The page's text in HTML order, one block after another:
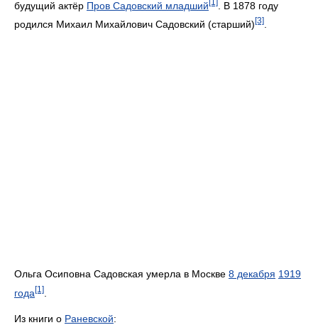
будущий актёр Пров Садовский младший
. В 1878 году
родился Михаил Михайлович Садовский (старший) [3]
Ольга Осиповна Садовская умерла в Москве 8 декабря 1919
года[1]
Из книги о Раневской: